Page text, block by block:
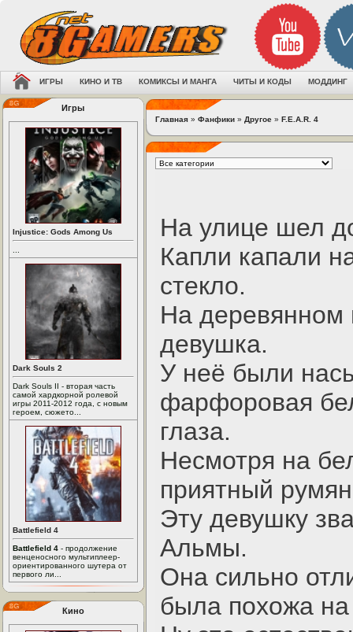
ИГРЫ КИНО И ТВ КОМИКСЫ И МАНГА ЧИТЫ И КОДЫ МОДДИНГ
Игры
Injustice: Gods Among Us
Dark Souls 2
Dark Souls II - вторая часть
самой хардкорной ролевой
игры 2011-2012 года, с новым
героем, сюжето...
Battlefield 4
Battlefield 4 - продолжение
венценосного мультиплеер-
ориентированного шутера от
первого ли...
Кино
Главная » Фанфики » Другое » F.E.A.R. 4
На улице шел
Капли капали
стекло.
На деревянном
девушка.
У неё были
фарфоровая
глаза.
Несмотря на
приятный
Эту девушку
Альмы.
Она сильно
была похожа